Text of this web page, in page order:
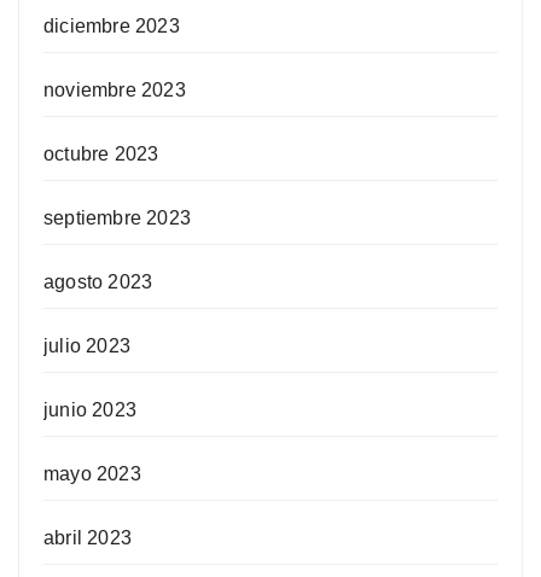
diciembre 2023
noviembre 2023
octubre 2023
septiembre 2023
agosto 2023
julio 2023
junio 2023
mayo 2023
abril 2023